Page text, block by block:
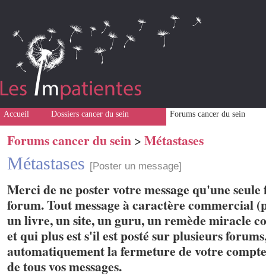
Accueil Dossiers cancer du sein Forums cancer du sein
Forums cancer du sein > Métastases
Métastases [Poster un message]
Merci de ne poster votre message qu'une seule
forum. Tout message à caractère commercial
un livre, un site, un guru, un remède miracle
et qui plus est s'il est posté sur plusieurs
automatiquement la fermeture de votre
de tous vos messages.